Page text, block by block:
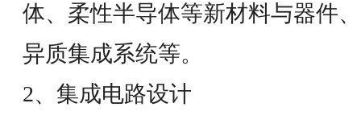
体、柔性半导体等新材料与器件
异质集成系统等。
2、集成电路设计